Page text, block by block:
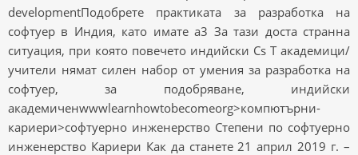
developmentПодобрете практиката за разработка на
софтуер в Индия, като имате a3 За тази доста странна
ситуация, при която повечето индийски Cs T академици/
учители нямат силен набор от умения за разработка на
софтуер, за подобряване, индийски
академиченwwwlearnhowtobecomeorg>компютърни-
кариери>софтуерно инженерство Степени по софтуерно
инженерство Кариери Как да станете 21 април 2019 г. –